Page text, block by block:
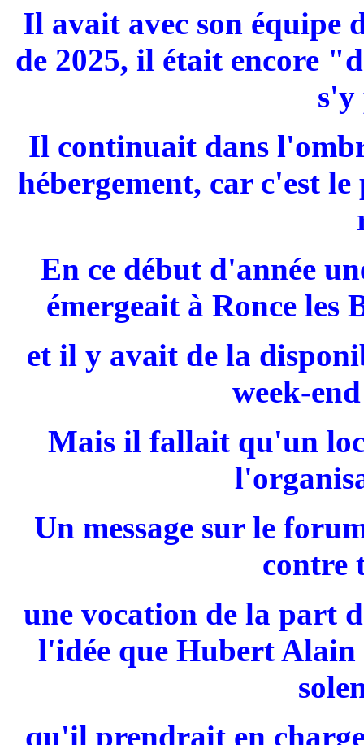
Il avait avec son équipe
de 2025, il était encore
s'y
Il continuait dans
hébergement, car c'est
En ce début d'année
émergeait à Ronce les
et il y avait de la
week-
Mais il fallait qu'un
Un message sur le
contre
une vocation de la part
l'idée que Hubert
qu'il prendrait en